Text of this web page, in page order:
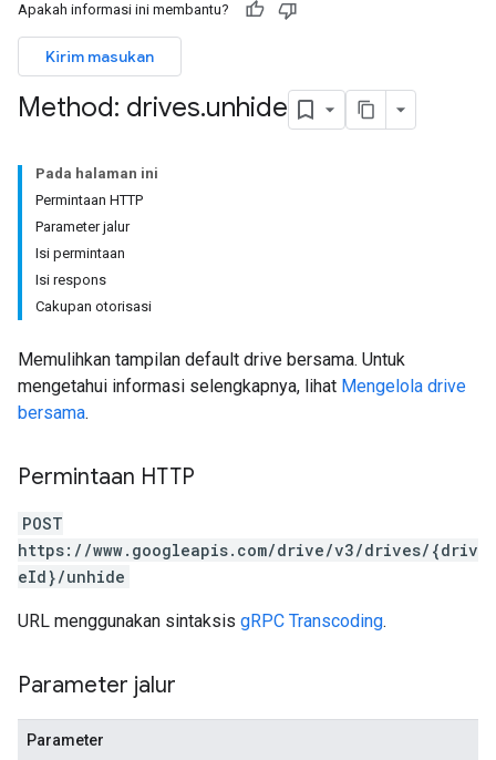
Apakah informasi ini membantu?
Kirim masukan
Method: drives.unhide
Pada halaman ini
Permintaan HTTP
Parameter jalur
Isi permintaan
Isi respons
Cakupan otorisasi
Memulihkan tampilan default drive bersama. Untuk
mengetahui informasi selengkapnya, lihat Mengelola drive
bersama.
Permintaan HTTP
POST
https://www.googleapis.com/drive/v3/drives/{driv
eId}/unhide
URL menggunakan sintaksis gRPC Transcoding.
Parameter jalur
Parameter